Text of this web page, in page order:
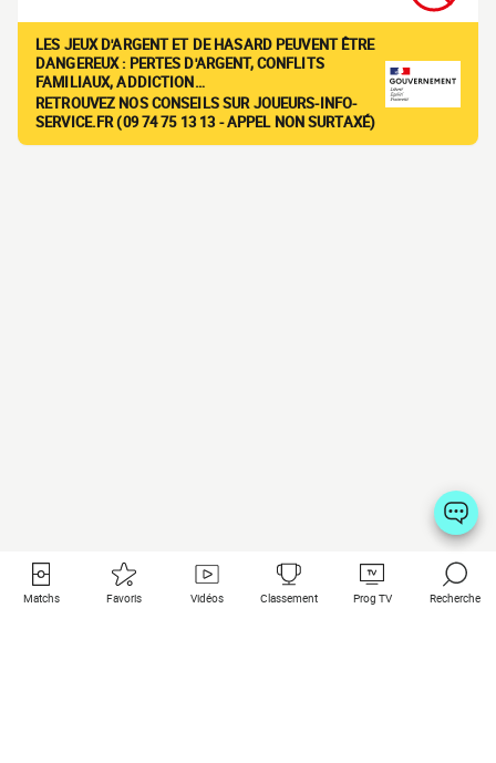
LES JEUX D'ARGENT ET DE HASARD PEUVENT ÊTRE
DANGEREUX : PERTES D'ARGENT, CONFLITS
FAMILIAUX, ADDICTION…
RETROUVEZ NOS CONSEILS SUR JOUEURS-INFO-
SERVICE.FR (09 74 75 13 13 - APPEL NON SURTAXÉ)
Matchs Favoris Vidéos Classement Prog TV Recherche